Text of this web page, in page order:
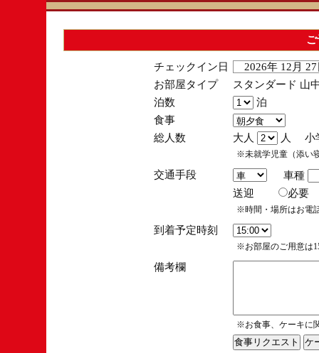
チェックイン日
2026年 12月
お部屋タイプ
スタンダード 山
泊数
泊
食事
総人数
大人 人 小
※未就学児童（添い
交通手段
車種
送迎
必
※時間・場所はお電
到着予定時刻
※お部屋のご用意は
備考欄
※お食事、ケーキに